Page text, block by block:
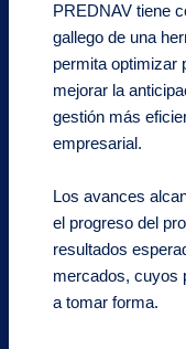
PREDNAV tiene
gallego de una
permita optimizar
mejorar la
gestión más
empresarial.
Los avances
el progreso del
resultados
mercados, cuyos
a tomar forma.